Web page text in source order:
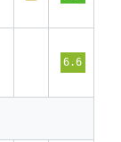
6.6